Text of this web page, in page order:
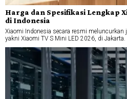
Harga dan Spesifikasi Lengkap
di Indonesia
Xiaomi Indonesia secara resmi meluncurkan
yakni Xiaomi TV S Mini LED 2026, di